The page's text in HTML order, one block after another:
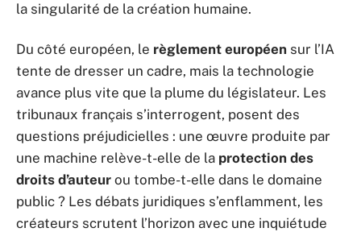
la singularité de la création humaine.
Du côté européen, le règlement européen sur l’IA
tente de dresser un cadre, mais la technologie
avance plus vite que la plume du législateur. Les
tribunaux français s’interrogent, posent des
questions préjudicielles : une œuvre produite par
une machine relève-t-elle de la protection des
droits d’auteur ou tombe-t-elle dans le domaine
public ? Les débats juridiques s’enflamment, les
créateurs scrutent l’horizon avec une inquiétude